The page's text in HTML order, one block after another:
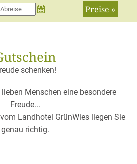
Preise »
schenken!
Menschen eine besondere
Freude...
Landhotel GrünWies liegen Sie
genau richtig.